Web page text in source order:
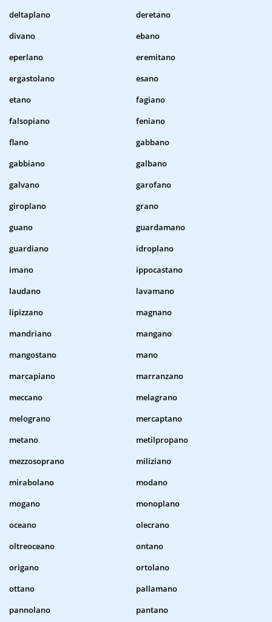
deltaplano
deretano
divano
ebano
eperlano
eremitano
ergastolano
esano
etano
fagiano
falsopiano
feniano
flano
gabbano
gabbiano
galbano
galvano
garofano
giroplano
grano
guano
guardamano
guardiano
idroplano
imano
ippocastano
laudano
lavamano
lipizzano
magnano
mandriano
mangano
mangostano
mano
marcapiano
marranzano
meccano
melagrano
melograno
mercaptano
metano
metilpropano
mezzosoprano
miliziano
mirabolano
modano
mogano
monoplano
oceano
olecrano
oltreoceano
ontano
origano
ortolano
ottano
pallamano
pannolano
pantano